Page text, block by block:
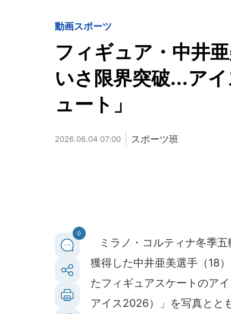
動画スポーツ
フィギュア・中井
いさ限界突破...ア
ュート」
2026.06.04 07:00 スポーツ班
0
ミラノ・コルティナ冬季五
獲得した中井亜美選手（18
たフィギュアスケートのア
アイス2026）」を写真とと